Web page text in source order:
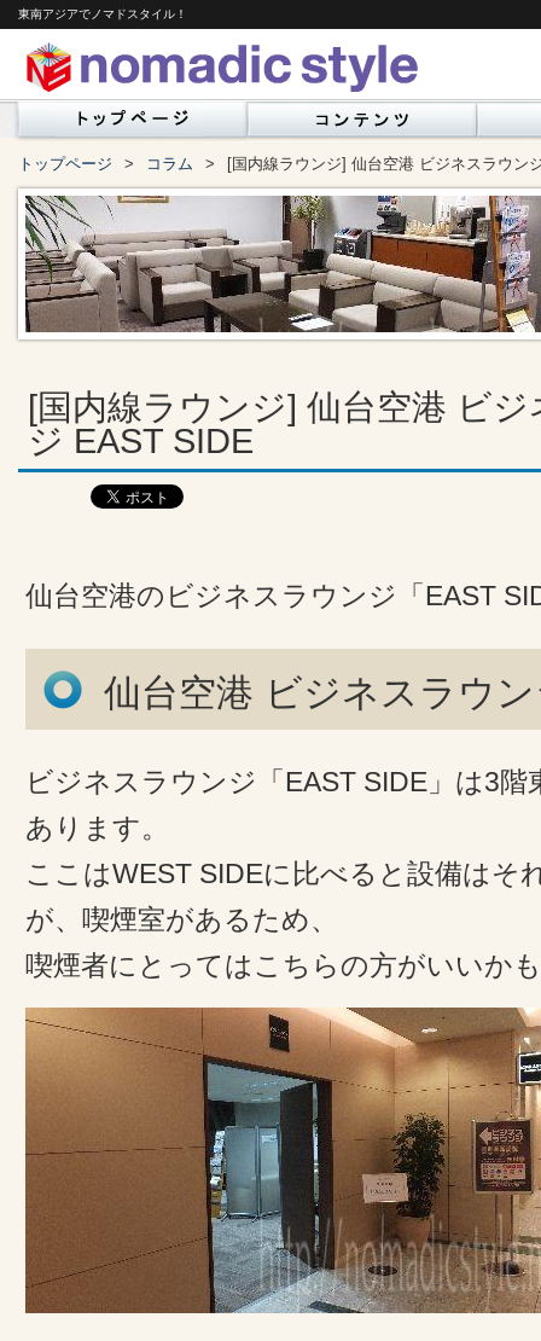
東南アジアでノマドスタイル！
トップページ コラム [国内線ラウンジ] 仙台空港 ビジネスラウン
[国内線ラウンジ] 仙台空港 ビ
ジ EAST SIDE
仙台空港のビジネスラウンジ「EAST
仙台空港 ビジネスラウ
ビジネスラウンジ「EAST SIDE」は3階
あります。
ここはWEST SIDEに比べると設備はそ
が、喫煙室があるため、
喫煙者にとってはこちらの方がいいか